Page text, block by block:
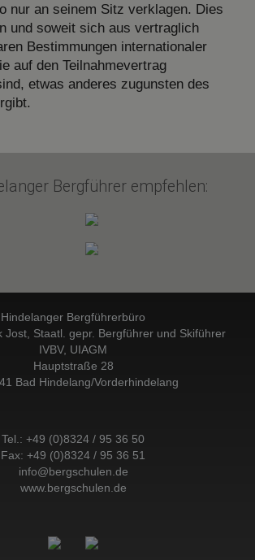
nur an seinem Sitz verklagen. Dies
und soweit sich aus vertraglich
Bestimmungen internationaler
auf den Teilnahmevertrag
etwas anderes zugunsten des
Bergführer empfehlen:
Hindelanger Bergführerbüro
Jost, Staatl. gepr. Bergführer und Skiführer
IVBV, UIAGM
Hauptstraße 28
Bad Hindelang/Vorderhindelang
Tel.: +49 (0)8324 / 95 36 50
Fax: +49 (0)8324 / 95 36 51
info@bergschulen.de
www.bergschulen.de